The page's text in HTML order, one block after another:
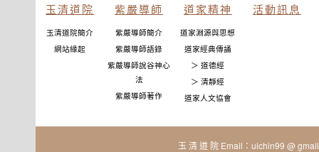
玉清道院
玉清道院簡介
網站緣起
紫嚴導師
紫嚴導師簡介
紫嚴導師語錄
紫嚴導師說谷神心
法
紫嚴導師著作
道家精神
道家淵源與思想
道家經典傳誦
＞ 道德經
＞ 清靜經
道家人文協會
活動訊息
玉 清 道 院 Email：uichin99 @